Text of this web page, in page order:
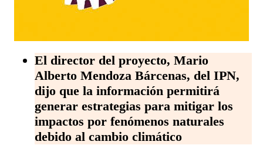
El director del proyecto, Mario
Alberto Mendoza Bárcenas, del IPN,
dijo que la información permitirá
generar estrategias para mitigar los
impactos por fenómenos naturales
debido al cambio climático